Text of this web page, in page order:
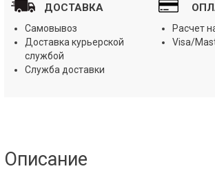
ДОСТАВКА
Самовывоз
Доставка курьерской
службой
Служба доставки
Расчет
Visa/
Описание